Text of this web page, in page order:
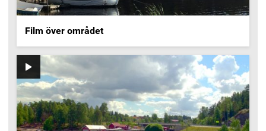
Film över området
Video